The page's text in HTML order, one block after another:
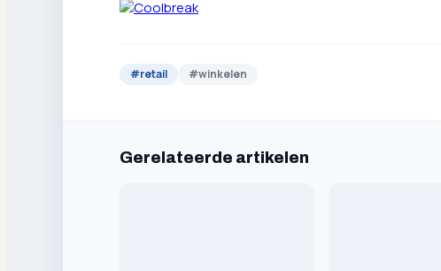
#retail #winkelen
Gerelateerde artikelen